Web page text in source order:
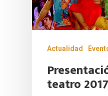
Actualidad
teatro 2017